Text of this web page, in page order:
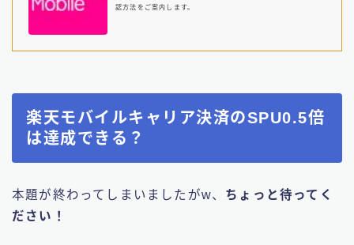
認方法をご案内します。
楽天モバイルキャリア決済のSPU0.5倍
は達成できる？
本題が終わってしまいましたがw、 ちょっと待ってく
ださい！